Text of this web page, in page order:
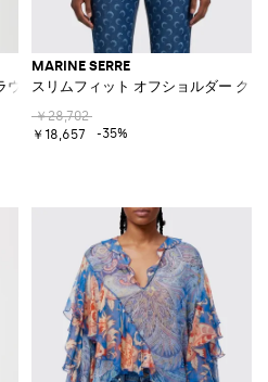
ウス
MARINE SERRE
スリムフィット オフショルダー ク
￥28,702
￥18,657
-35%